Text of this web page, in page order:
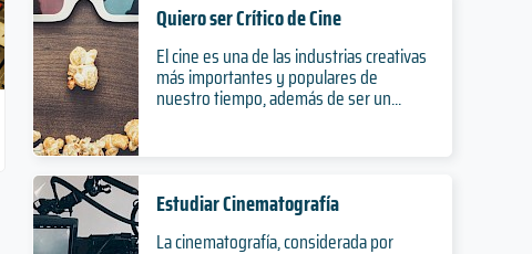
Quiero ser Crítico de Cine
El cine es una de las industrias creativas
más importantes y populares de
nuestro tiempo, además de ser un...
Estudiar Cinematografía
La cinematografía, considerada por